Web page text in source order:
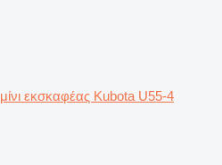
μίνι εκσκαφέας Kubota U55-4